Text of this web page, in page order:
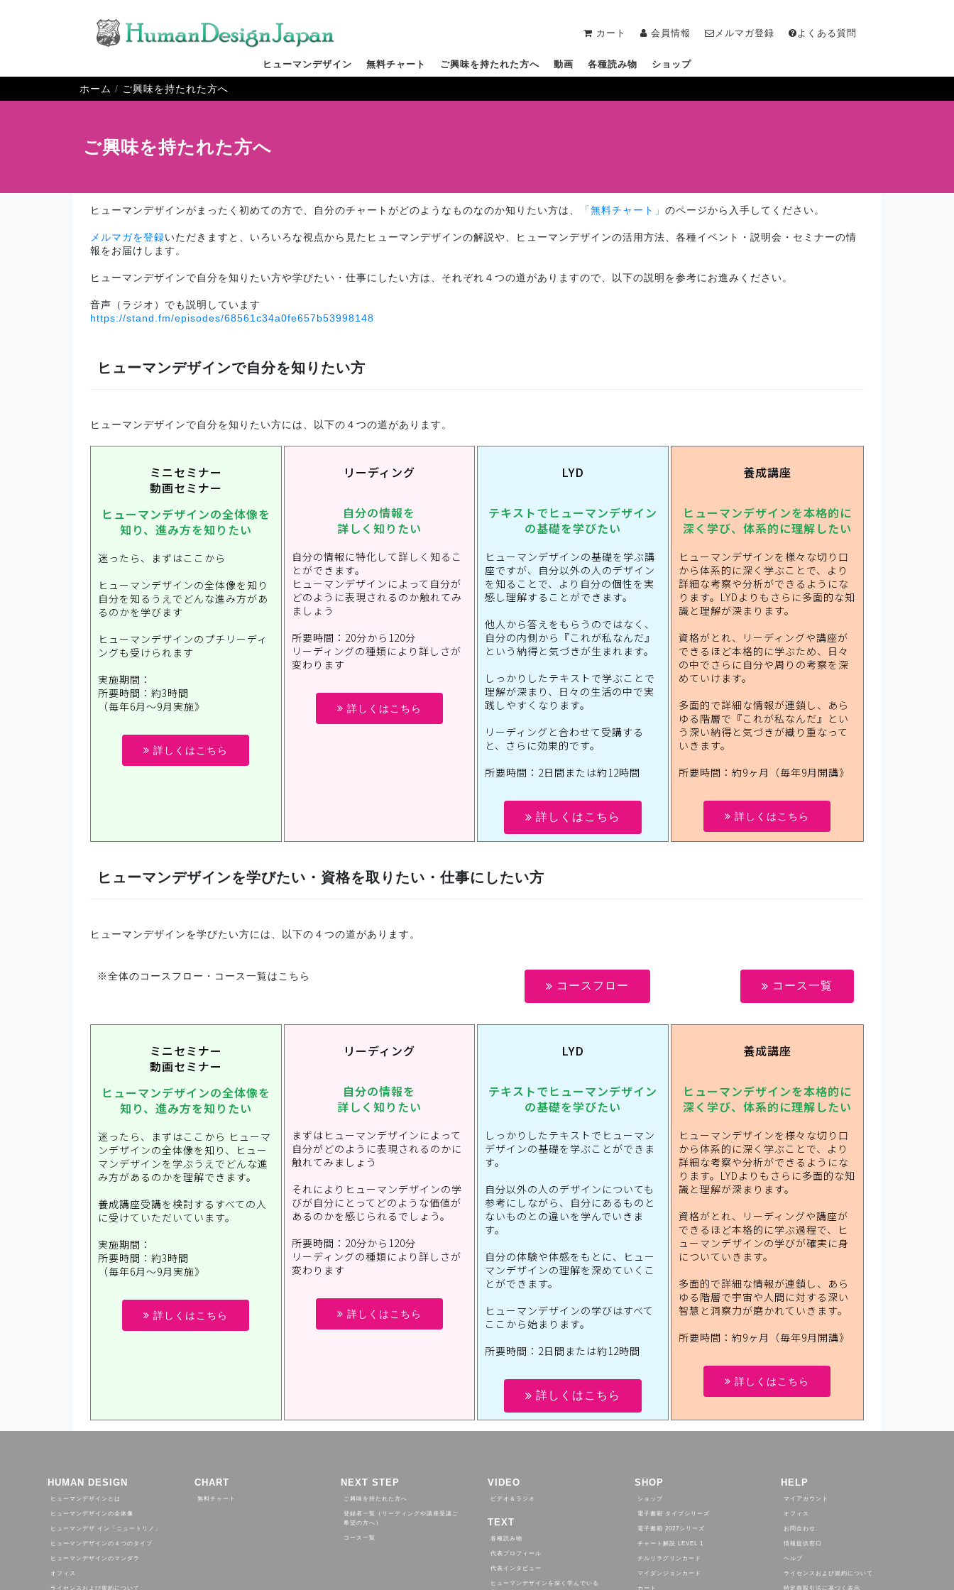
カート 会員情報 メルマガ登録 よくある質問
ヒューマンデザイン 無料チャート ご興味を持たれた方へ 動画 各種読み物 ショップ
ホーム ご興味を持たれた方へ
ご興味を持たれた方へ
ヒューマンデザインがまったく初めての方で、自分のチャートがどのようなものなのか知りたい方は、 「無料チャート」 のページから入手してください。
メルマガを登録いただきますと、いろいろな視点から見たヒューマンデザインの解説や、ヒューマンデザインの活用方法、各種イベント・説明会・セミナーの情
報をお届けします。
ヒューマンデザインで自分を知りたい方や学びたい・仕事にしたい方は、それぞれ４つの道がありますので、以下の説明を参考にお進みください。
音声（ラジオ）でも説明しています
https://stand.fm/episodes/68561c34a0fe657b53998148
ヒューマンデザインで自分を知りたい方
ヒューマンデザインで自分を知りたい方には、以下の４つの道があります。
ミニセミナー
動画セミナー
ヒューマンデザインの全体像を
知り、進み方を知りたい
迷ったら、まずはここから
ヒューマンデザインの全体像を知り
自分を知るうえでどんな進み方があ
るのかを学びます
ヒューマンデザインのプチリーディ
ングも受けられます
実施期間：
所要時間：約3時間
（毎年6月～9月実施》
詳しくはこちら
リーディング
自分の情報を
詳しく知りたい
自分の情報に特化して詳しく知るこ
とができます。
ヒューマンデザインによって自分が
どのように表現されるのか触れてみ
ましょう
所要時間：20分から120分
リーディングの種類により詳しさが
変わります
詳しくはこちら
LYD
テキストでヒューマンデザイン
の基礎を学びたい
ヒューマンデザインの基礎を学ぶ講
座ですが、自分以外の人のデザイン
を知ることで、より自分の個性を実
感し理解することができます。
他人から答えをもらうのではなく、
自分の内側から『これが私なんだ』
という納得と気づきが生まれます。
しっかりしたテキストで学ぶことで
理解が深まり、日々の生活の中で実
践しやすくなります。
リーディングと合わせて受講する
と、さらに効果的です。
所要時間：2日間または約12時間
詳しくはこちら
養成講座
ヒューマンデザインを本格的に
深く学び、体系的に理解したい
ヒューマンデザインを様々な切り口
から体系的に深く学ぶことで、より
詳細な考察や分析ができるようにな
ります。LYDよりもさらに多面的な知
識と理解が深まります。
資格がとれ、リーディングや講座が
できるほど本格的に学ぶため、日々
の中でさらに自分や周りの考察を深
めていけます。
多面的で詳細な情報が連鎖し、あら
ゆる階層で『これが私なんだ』とい
う深い納得と気づきが織り重なって
いきます。
所要時間：約9ヶ月（毎年9月開講》
詳しくはこちら
ヒューマンデザインを学びたい・資格を取りたい・仕事にしたい方
ヒューマンデザインを学びたい方には、以下の４つの道があります。
※全体のコースフロー・コース一覧はこちら
コースフロー コース一覧
ミニセミナー
動画セミナー
ヒューマンデザインの全体像を
知り、進み方を知りたい
迷ったら、まずはここから ヒューマ
ンデザインの全体像を知り、ヒュー
マンデザインを学ぶうえでどんな進
み方があるのかを理解できます。
養成講座受講を検討するすべての人
に受けていただいています。
実施期間：
所要時間：約3時間
（毎年6月～9月実施》
詳しくはこちら
リーディング
自分の情報を
詳しく知りたい
まずはヒューマンデザインによって
自分がどのように表現されるのかに
触れてみましょう
それによりヒューマンデザインの学
びが自分にとってどのような価値が
あるのかを感じられるでしょう。
所要時間：20分から120分
リーディングの種類により詳しさが
変わります
詳しくはこちら
LYD
テキストでヒューマンデザイン
の基礎を学びたい
しっかりしたテキストでヒューマン
デザインの基礎を学ぶことができま
す。
自分以外の人のデザインについても
参考にしながら、自分にあるものと
ないものとの違いを学んでいきま
す。
自分の体験や体感をもとに、ヒュー
マンデザインの理解を深めていくこ
とができます。
ヒューマンデザインの学びはすべて
ここから始まります。
所要時間：2日間または約12時間
詳しくはこちら
養成講座
ヒューマンデザインを本格的に
深く学び、体系的に理解したい
ヒューマンデザインを様々な切り口
から体系的に深く学ぶことで、より
詳細な考察や分析ができるようにな
ります。LYDよりもさらに多面的な知
識と理解が深まります。
資格がとれ、リーディングや講座が
できるほど本格的に学ぶ過程で、ヒ
ューマンデザインの学びが確実に身
についていきます。
多面的で詳細な情報が連鎖し、あら
ゆる階層で宇宙や人間に対する深い
智慧と洞察力が磨かれていきます。
所要時間：約9ヶ月（毎年9月開講》
詳しくはこちら
HUMAN DESIGN
ヒューマンデザインとは
ヒューマンデザインの全体像
ヒューマンデザ イン「ニュートリノ」
ヒューマンデザインの４つのタイプ
ヒューマンデザインのマンダラ
オフィス
ライセンスおよび規約について
CHART
無料チャート
NEXT STEP
ご興味を持たれた方へ
登録者一覧（リーディングや講座受講ご
希望の方へ）
コース一覧
VIDEO
ビデオ＆ラジオ
TEXT
各種読み物
代表プロフィール
代表インタビュー
ヒューマンデザインを深く学んでいる
SHOP
ショップ
電子書籍 タイプシリーズ
電子書籍 2027シリーズ
チャート解説 LEVEL 1
チルリラグリンカード
マイダンジョンカード
カート
HELP
マイアカウント
オフィス
お問合わせ
情報提供窓口
ヘルプ
ライセンスおよび規約について
特定商取引法に基づく表示